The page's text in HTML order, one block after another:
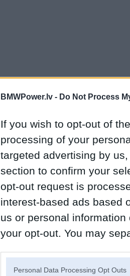
BMWPower.lv - Do Not Process
If you wish to opt-out of
processing of your
targeted advertising by
section to confirm your
opt-out request is
interest-based ads based
us or personal
your opt-out. You may
Personal Data Processing Opt Outs